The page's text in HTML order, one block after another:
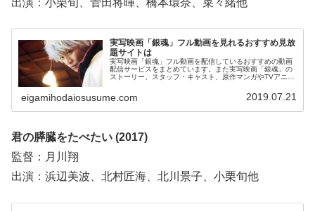
出演：小栗旬、菅田将暉、橋本環奈、菜々緒他
実写映画「銀魂」フル動画を見れるおすすめ見放
題サイトは
実写映画「銀魂」フル動画を配信しているおすすめの動画
配信サービスをまとめています。また実写映画「銀魂」の
ストーリー、スタッフ・キャスト、原作マンガやTVアニメ
や映画本編を見る前の予備知識として役立ててください。
eigamihodaiosusume.com 2019.07.21
君の膵臓をたべたい (2017)
監督：月川翔
出演：浜辺美波、北村匠海、北川景子、小栗旬他